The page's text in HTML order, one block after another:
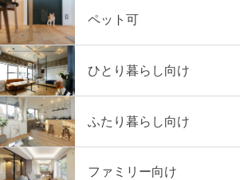
ペット可
ひとり暮らし向け
ふたり暮らし向け
ファミリー向け